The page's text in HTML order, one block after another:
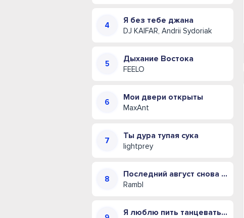
Я без тебе джана
DJ KAIFAR, Andrii Sydoriak
Дыхание Востока
FEELO
Мои двери открыты
MaxAnt
Ты дура тупая сука
lightprey
Последний август снова пахнет морем
Rambl
Я люблю пить танцевать и драться